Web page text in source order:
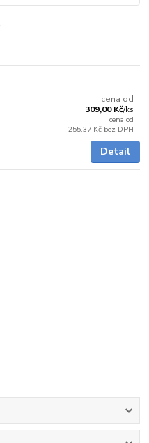
cena od
309,00 Kč/ks
cena od
255,37 Kč bez DPH
Detail